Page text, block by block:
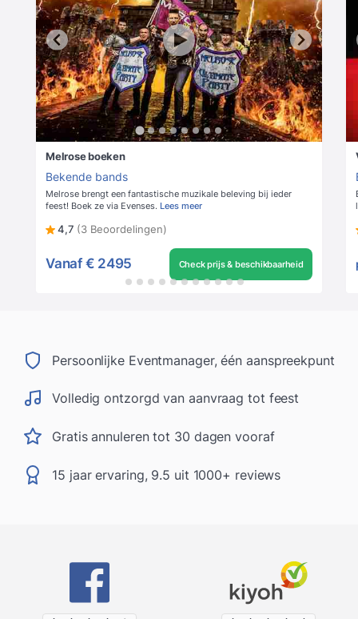
Melrose boeken
Bekende bands
Melrose brengt een fantastische muzikale beleving bij ieder
feest! Boek ze via Evenses. Lees meer
4,7 (3 Beoordelingen)
Vanaf € 2495 Check prijs & beschikbaarheid
Persoonlijke Eventmanager, één aanspreekpunt
Volledig ontzorgd van aanvraag tot feest
Gratis annuleren tot 30 dagen vooraf
15 jaar ervaring, 9.5 uit 1000+ reviews